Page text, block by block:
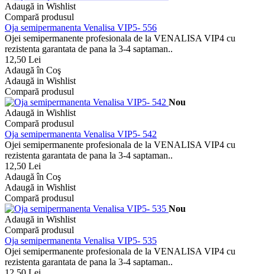
Adaugă in Wishlist
Compară produsul
Oja semipermanenta Venalisa VIP5- 556
Ojei semipermanente profesionala de la VENALISA VIP4 cu
rezistenta garantata de pana la 3-4 saptaman..
12,50 Lei
Adaugă în Coş
Adaugă in Wishlist
Compară produsul
Nou
Adaugă in Wishlist
Compară produsul
Oja semipermanenta Venalisa VIP5- 542
Ojei semipermanente profesionala de la VENALISA VIP4 cu
rezistenta garantata de pana la 3-4 saptaman..
12,50 Lei
Adaugă în Coş
Adaugă in Wishlist
Compară produsul
Nou
Adaugă in Wishlist
Compară produsul
Oja semipermanenta Venalisa VIP5- 535
Ojei semipermanente profesionala de la VENALISA VIP4 cu
rezistenta garantata de pana la 3-4 saptaman..